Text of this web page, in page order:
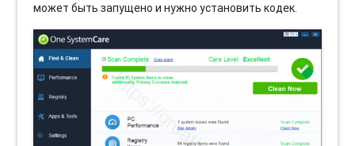
может быть запущено и нужно установить кодек.